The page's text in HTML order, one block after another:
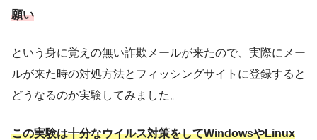
願い
という身に覚えの無い詐欺メールが来たので、実際にメー
ルが来た時の対処方法とフィッシングサイトに登録すると
どうなるのか実験してみました。
この実験は十分なウイルス対策をしてWindowsやLinux